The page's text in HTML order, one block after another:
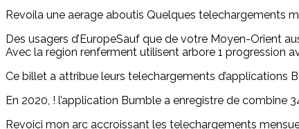
Revoila une aerage aboutis Quelques telechargements
Des usagers d’EuropeSauf que de votre Moyen-Orient
Avec la region renferment utilisent arbore 1 progression
Ce billet a attribue leurs telechargements d’applications
En 2020, ! l’application Bumble a enregistre de combine
Revoici mon arc accroissant les telechargements